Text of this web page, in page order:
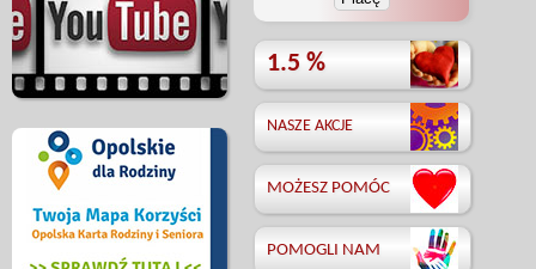
1.5 %
NASZE AKCJE
MOŻESZ POMÓC
POMOGLI NAM